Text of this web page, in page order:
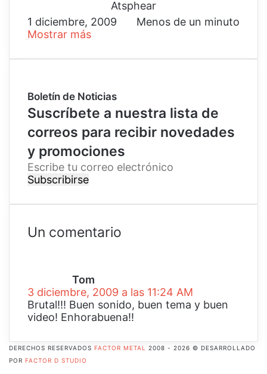
Atsphear
1 diciembre, 2009
Menos de un minuto
Mostrar más
Boletín de Noticias
Suscríbete a nuestra lista de
correos para recibir novedades
y promociones
E
s
r
b
o
r
r
o
Un comentario
Tome
:
3 diciembre, 2009 a las 11:24 AM
Brutal!!! Buen sonido, buen tema y buen
video! Enhorabuena!!
DERECHOS RESERVADOS FACTOR METAL
2008 - 2026 © DESARROLLADO
POR FACTOR D STUDIO